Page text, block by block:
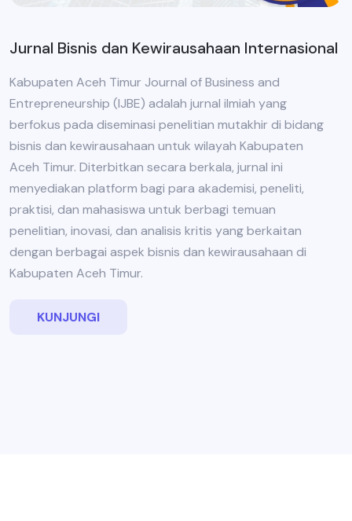
Jurnal Bisnis dan Kewirausahaan Internasional
Kabupaten Aceh Timur Journal of Business and
Entrepreneurship (IJBE) adalah jurnal ilmiah yang
berfokus pada diseminasi penelitian mutakhir di bidang
bisnis dan kewirausahaan untuk wilayah Kabupaten
Aceh Timur. Diterbitkan secara berkala, jurnal ini
menyediakan platform bagi para akademisi, peneliti,
praktisi, dan mahasiswa untuk berbagi temuan
penelitian, inovasi, dan analisis kritis yang berkaitan
dengan berbagai aspek bisnis dan kewirausahaan di
Kabupaten Aceh Timur.
KUNJUNGI